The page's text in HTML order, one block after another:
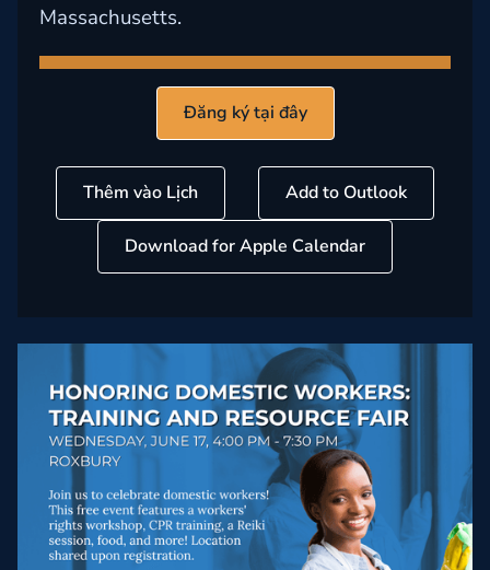
Massachusetts.
Đăng ký tại đây
Thêm vào Lịch Add to Outlook
Download for Apple Calendar